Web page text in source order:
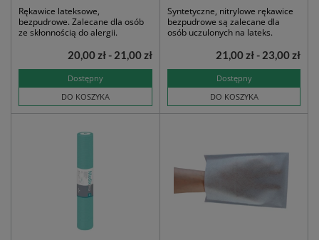
Rękawice lateksowe,
bezpudrowe. Zalecane dla osób
ze skłonnością do alergii.
Dostępny
DO KOSZYKA
20,00 zł - 21,00 zł
Syntetyczne, nitrylowe rękawice
bezpudrowe są zalecane dla
osób uczulonych na lateks.
Dostępny
DO KOSZYKA
21,00 zł - 23,00 zł